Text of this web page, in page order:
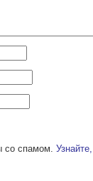
со спамом.